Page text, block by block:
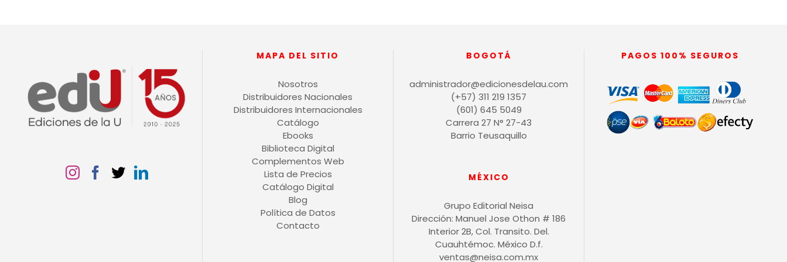
MAPA DEL SITIO
Nosotros
Distribuidores Nacionales
Distribuidores Internacionales
Catálogo
Ebooks
Biblioteca Digital
Complementos Web
Lista de Precios
Catálogo Digital
Blog
Política de Datos
Contacto
BOGOTÁ
administrador@edicionesdelau.com
(+57) 311 219 1357
(601) 645 5049
Carrera 27 N° 27-43
Barrio Teusaquillo
MÉXICO
Grupo Editorial Neisa
Dirección: Manuel Jose Othon # 186
Interior 2B, Col. Transito. Del.
Cuauhtémoc. México D.f.
ventas@neisa.com.mx
PAGOS 100% SEGUROS